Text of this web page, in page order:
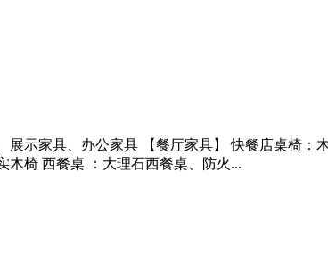
展示家具、办公家具 【餐厅家具】 快餐店桌椅
木椅 西餐桌 ：大理石西餐桌、防火...